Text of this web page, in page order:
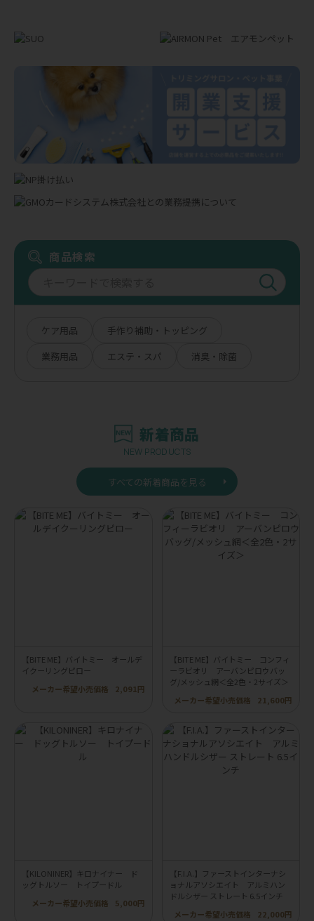
商品検索
ケア用品
手作り補助・トッピング
業務用品
エステ・スパ 消臭・除菌
新着商品
NEW PRODUCTS
すべての新着商品を見る
【BITE ME】バイトミー オールデ
イクーリングピロー
メーカー希望小売価格
2,091円
【BITE ME】バイトミー コンフィ
ーラビオリ アーバンピロウバッ
グ/メッシュ網＜全2色・2サイズ＞
メーカー希望小売価格
21,600円
【KILONINER】キロナイナー ド
ッグトルソー トイプードル
メーカー希望小売価格
5,000円
【F.I.A.】ファーストインターナシ
ョナルアソシエイト アルミハン
ドルシザー ストレート 6.5インチ
メーカー希望小売価格
22,000円